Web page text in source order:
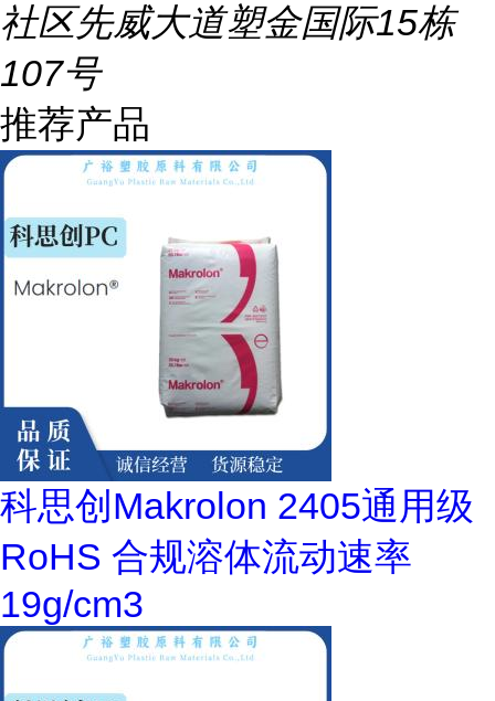
社区先威大道塑金国际15栋
107号
推荐产品
科思创Makrolon 2405通用级
RoHS 合规溶体流动速率
19g/cm3